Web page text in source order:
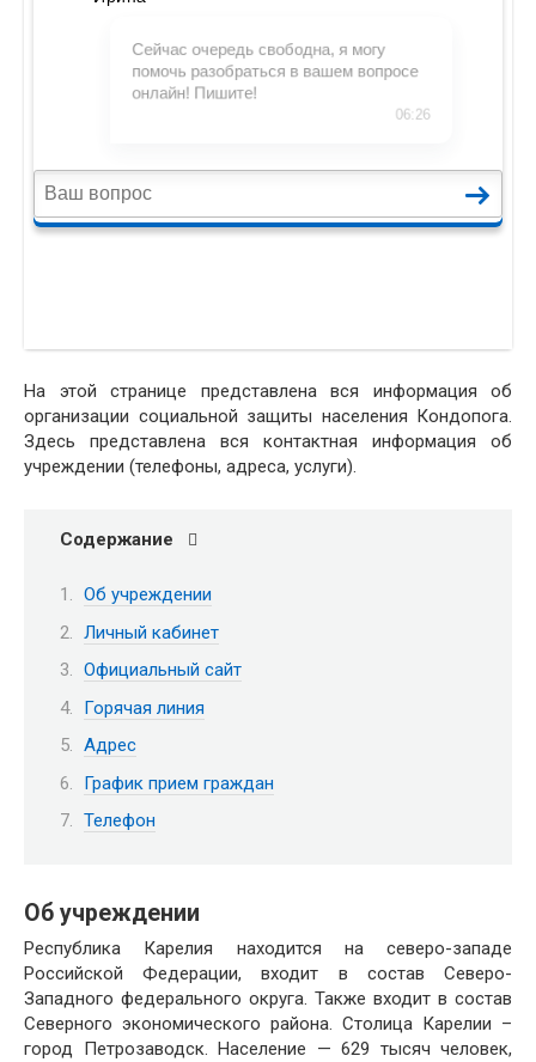
На этой странице представлена вся информация об
организации социальной защиты населения Кондопога.
Здесь представлена вся контактная информация об
учреждении (телефоны, адреса, услуги).
Содержание
Об учреждении
Личный кабинет
Официальный сайт
Горячая линия
Адрес
График прием граждан
Телефон
Об учреждении
Республика Карелия находится на северо-западе
Российской Федерации, входит в состав Северо-
Западного федерального округа. Также входит в состав
Северного экономического района. Столица Карелии –
город Петрозаводск. Население — 629 тысяч человек,